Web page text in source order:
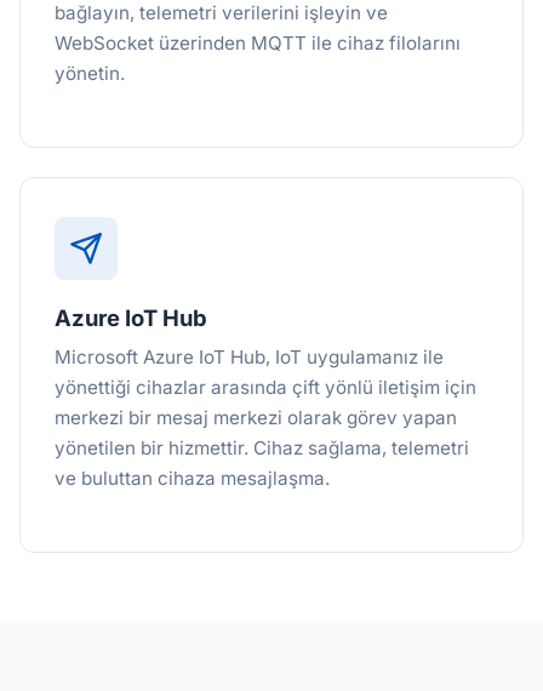
bağlayın, telemetri verilerini işleyin ve
WebSocket üzerinden MQTT ile cihaz filolarını
yönetin.
Azure IoT Hub
Microsoft Azure IoT Hub, IoT uygulamanız ile
yönettiği cihazlar arasında çift yönlü iletişim için
merkezi bir mesaj merkezi olarak görev yapan
yönetilen bir hizmettir. Cihaz sağlama, telemetri
ve buluttan cihaza mesajlaşma.